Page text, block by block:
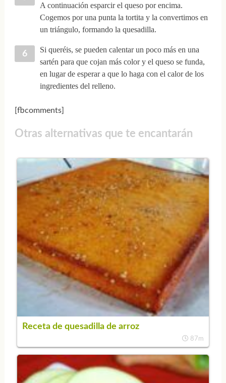
A continuación esparcir el queso por encima.
Cogemos por una punta la tortita y la convertimos en
un triángulo, formando la quesadilla.
Si queréis, se pueden calentar un poco más en una
sartén para que cojan más color y el queso se funda,
en lugar de esperar a que lo haga con el calor de los
ingredientes del relleno.
[fbcomments]
Otras alternativas que te encantarán
Receta de quesadilla de arroz
87m